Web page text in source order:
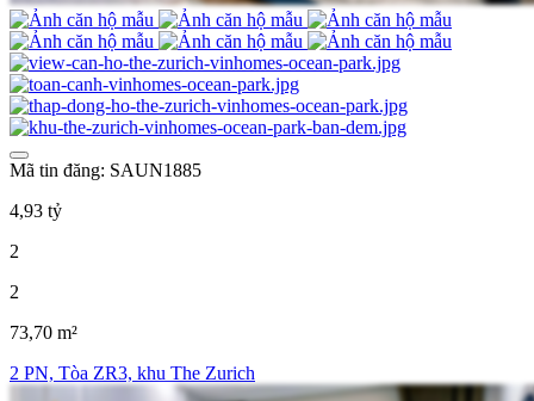
Mã tin đăng: SAUN1885
4,93 tỷ
2
2
73,70 m²
2 PN, Tòa ZR3, khu The Zurich